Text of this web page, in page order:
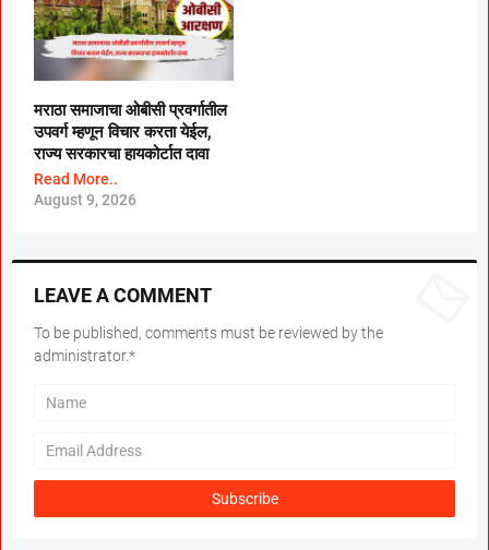
मराठा समाजाचा ओबीसी प्रवर्गातील
उपवर्ग म्हणून विचार करता येईल,
राज्य सरकारचा हायकोर्टात दावा
Read More..
August 9, 2026
LEAVE A COMMENT
To be published, comments must be reviewed by the
administrator.*